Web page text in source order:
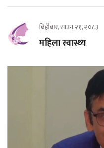
बिहीबार, साउन २१, २०८३
महिला स्वास्थ्य